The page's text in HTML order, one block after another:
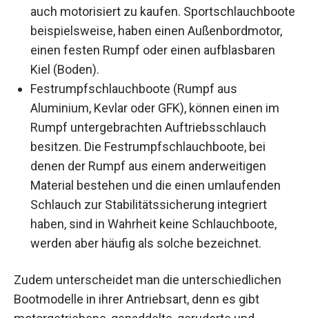
auch motorisiert zu kaufen. Sportschlauchboote
beispielsweise, haben einen Außenbordmotor,
einen festen Rumpf oder einen aufblasbaren
Kiel (Boden).
Festrumpfschlauchboote (Rumpf aus
Aluminium, Kevlar oder GFK), können einen im
Rumpf untergebrachten Auftriebsschlauch
besitzen. Die Festrumpfschlauchboote, bei
denen der Rumpf aus einem anderweitigen
Material bestehen und die einen umlaufenden
Schlauch zur Stabilitätssicherung integriert
haben, sind in Wahrheit keine Schlauchboote,
werden aber häufig als solche bezeichnet.
Zudem unterscheidet man die unterschiedlichen
Bootmodelle in ihrer Antriebsart, denn es gibt